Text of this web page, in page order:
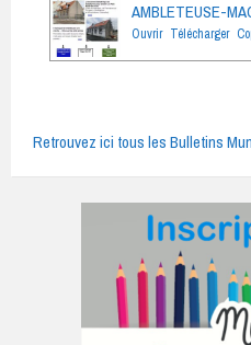
AMBLETEUSE-
Ouvrir Télécharger
Retrouvez ici tous les Bulletins